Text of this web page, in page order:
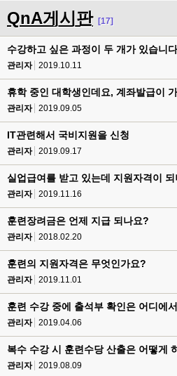
QnA게시판 [17]
수강하고 싶은 과정이 두 개가 있습니
관리자 2019.10.11
휴학 중인 대학생인데요, 계좌발급이
관리자 2019.09.05
IT관련해서 국비지원을 신청
관리자 2019.09.17
실업급여를 받고 있는데 지원자격이
관리자 2019.11.16
훈련장려금은 언제 지급 되나요?
관리자 2018.02.20
훈련의 지원자격은 무엇인가요?
관리자 2019.11.01
훈련 수강 중에 출석부 확인은 어디에
관리자 2019.04.06
복수 수강 시 훈련수당 산출은 어떻게
관리자 2019.08.09